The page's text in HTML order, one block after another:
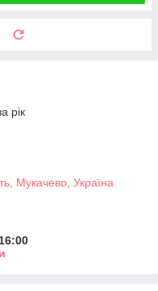
рік
Мукачево, Україна